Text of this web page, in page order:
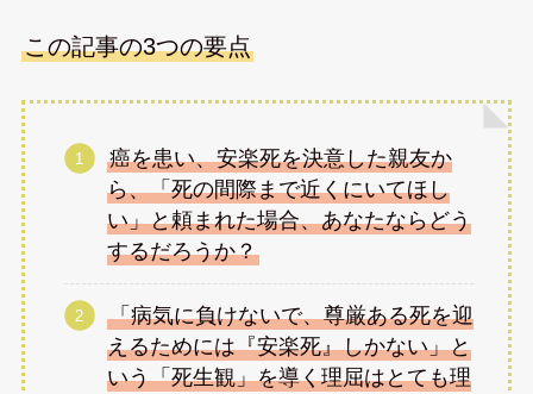
この記事の3つの要点
癌を患い、安楽死を決意した親友か
ら、「死の間際まで近くにいてほし
い」と頼まれた場合、あなたならどう
するだろうか？
「病気に負けないで、尊厳ある死を迎
えるためには『安楽死』しかない」と
いう「死生観」を導く理屈はとても理